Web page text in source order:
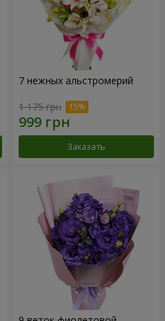
7 нежных альстромерий
1 175 грн
Заказать